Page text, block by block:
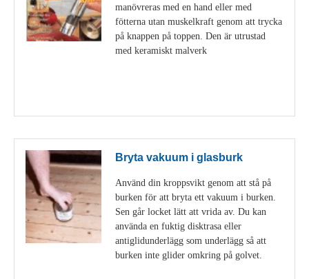
manövreras med en hand eller med
fötterna utan muskelkraft genom att trycka
på knappen på toppen. Den är utrustad
med keramiskt malverk
Bryta vakuum i glasburk
Använd din kroppsvikt genom att stå på
burken för att bryta ett vakuum i burken.
Sen går locket lätt att vrida av. Du kan
använda en fuktig disktrasa eller
antiglidunderlägg som underlägg så att
burken inte glider omkring på golvet.